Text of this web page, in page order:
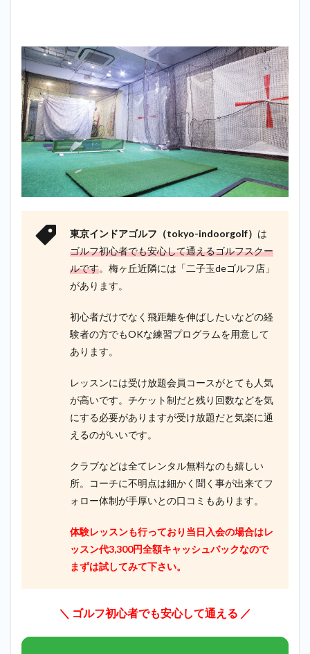
丘
3
梅ヶ
丘で
探す
なら
東京
イン
ドア
ゴル
フ
店が
最も
おす
す
まと
東京インドアゴルフ（tokyo-indoorgolf） は
ゴルフ初心者でも安心して通えるゴルフスクー
ルです。梅ヶ丘近隣には「二子玉deゴルフ店」
があります。
初心者だけでなく飛距離を伸ばしたいなどの経
験者の方でもOKな練習プログラムを用意して
あります。
レッスンには受け放題会員コースがとても人気
が高いです。チケット制だと残り回数などを気
にする必要がありますが受け放題だと気楽に通
えるのがいいです。
クラブなどは全てレンタル無料なのも嬉しい
所。コーチに不明点は細かく聞く事が出来てフ
ォロー体制が手厚いとの口コミもあります。
体験レッスンも行っており当日入会の場合はレ
ッスン代3,300円全額キャッシュバックなので
まずは試してみて下さい。
＼ ゴルフ初心者でも安心して通える ／